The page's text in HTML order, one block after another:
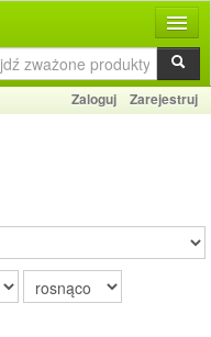
Zaloguj Zarejestruj